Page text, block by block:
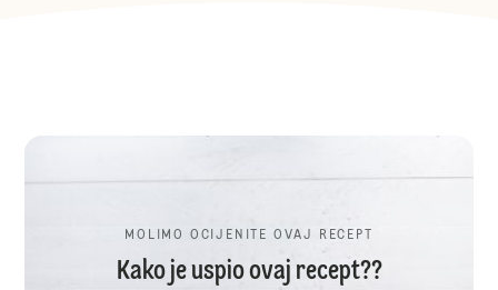
MOLIMO OCIJENITE OVAJ RECEPT
Kako je uspio ovaj recept??